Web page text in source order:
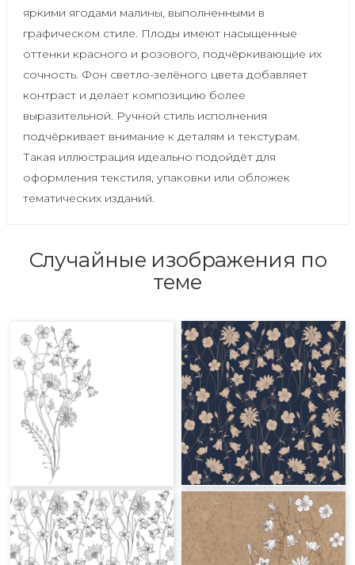
яркими ягодами малины, выполненными в
графическом стиле. Плоды имеют насыщенные
оттенки красного и розового, подчёркивающие их
сочность. Фон светло-зелёного цвета добавляет
контраст и делает композицию более
выразительной. Ручной стиль исполнения
подчёркивает внимание к деталям и текстурам.
Такая иллюстрация идеально подойдёт для
оформления текстиля, упаковки или обложек
тематических изданий.
Случайные изображения по
теме